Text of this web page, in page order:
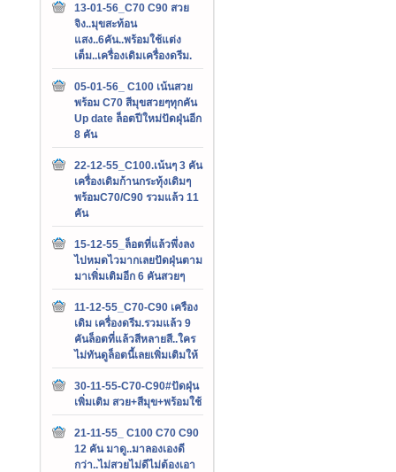
13-01-56_C70 C90 สวย
จิง..มุขสะท้อน
แสง..6คัน..พร้อมใช้แต่ง
เต็ม..เครื่องเดิมเครื่องดรีม.
05-01-56_ C100 เน้นสวย
พร้อม C70 สีมุขสวยๆทุกคัน
Up date ล็อตปีใหม่ปัดฝุ่นอีก
8 คัน
22-12-55_C100.เน้นๆ 3 คัน
เครื่องเดิมก้านกระทุ้งเดิมๆ
พร้อมC70/C90 รวมแล้ว 11
คัน
15-12-55_ล็อตที่แล้วพึ่งลง
ไปหมดไวมากเลยปัดฝุ่นตาม
มาเพิ่มเติมอีก 6 คันสวยๆ
11-12-55_C70-C90 เครือง
เดิม เครื่องดรีม.รวมแล้ว 9
คันล็อตที่แล้วสีหลายสี..ใคร
ไม่ทันดูล็อตนี้เลยเพิ่มเติมให้
30-11-55-C70-C90#ปัดฝุ่น
เพิ่มเติม สวย+สีมุข+พร้อมใช้
21-11-55_ C100 C70 C90
12 คัน มาดู..มาลองเองดี
กว่า..ไม่สวยไม่ดีไม่ต้องเอา